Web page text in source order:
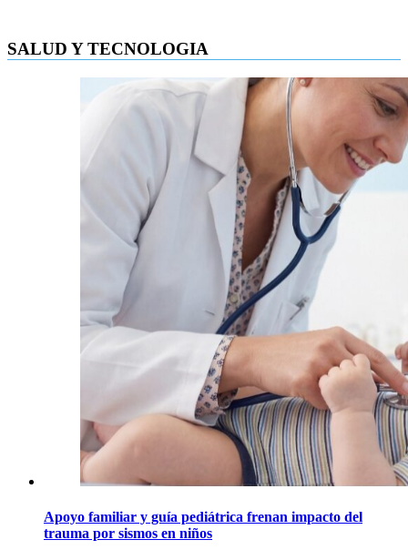
SALUD Y TECNOLOGIA
Apoyo familiar y guía pediátrica frenan impacto del
trauma por sismos en niños